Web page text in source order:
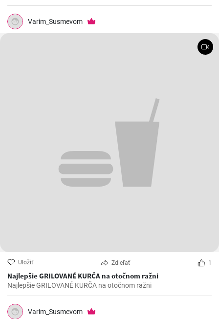
Varim_Susmevom
Uložiť Zdieľať 1
Najlepšie GRILOVANÉ KURČA na otočnom ražni
Najlepšie GRILOVANÉ KURČA na otočnom ražni
Varim_Susmevom